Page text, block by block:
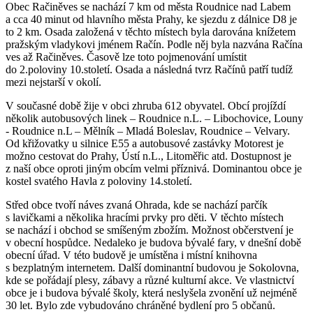
Obec Račiněves se nachází 7 km od města Roudnice nad Labem
a cca 40 minut od hlavního města Prahy, ke sjezdu z dálnice D8 je
to 2 km. Osada založená v těchto místech byla darována knížetem
pražským vladykovi jménem Račín. Podle něj byla nazvána Račína
ves až Račiněves. Časově lze toto pojmenování umístit
do 2.poloviny 10.století. Osada a následná tvrz Račínů patří tudíž
mezi nejstarší v okolí.
V současné době žije v obci zhruba 612 obyvatel. Obcí projíždí
několik autobusových linek – Roudnice n.L. – Libochovice, Louny
- Roudnice n.L – Mělník – Mladá Boleslav, Roudnice – Velvary.
Od křižovatky u silnice E55 a autobusové zastávky Motorest je
možno cestovat do Prahy, Ústí n.L., Litoměřic atd. Dostupnost je
z naší obce oproti jiným obcím velmi příznivá. Dominantou obce je
kostel svatého Havla z poloviny 14.století.
Střed obce tvoří náves zvaná Ohrada, kde se nachází parčík
s lavičkami a několika hracími prvky pro děti. V těchto místech
se nachází i obchod se smíšeným zbožím. Možnost občerstvení je
v obecní hospůdce. Nedaleko je budova bývalé fary, v dnešní době
obecní úřad. V této budově je umístěna i místní knihovna
s bezplatným internetem. Další dominantní budovou je Sokolovna,
kde se pořádají plesy, zábavy a různé kulturní akce. Ve vlastnictví
obce je i budova bývalé školy, která neslyšela zvonění už nejméně
30 let. Bylo zde vybudováno chráněné bydlení pro 5 občanů.